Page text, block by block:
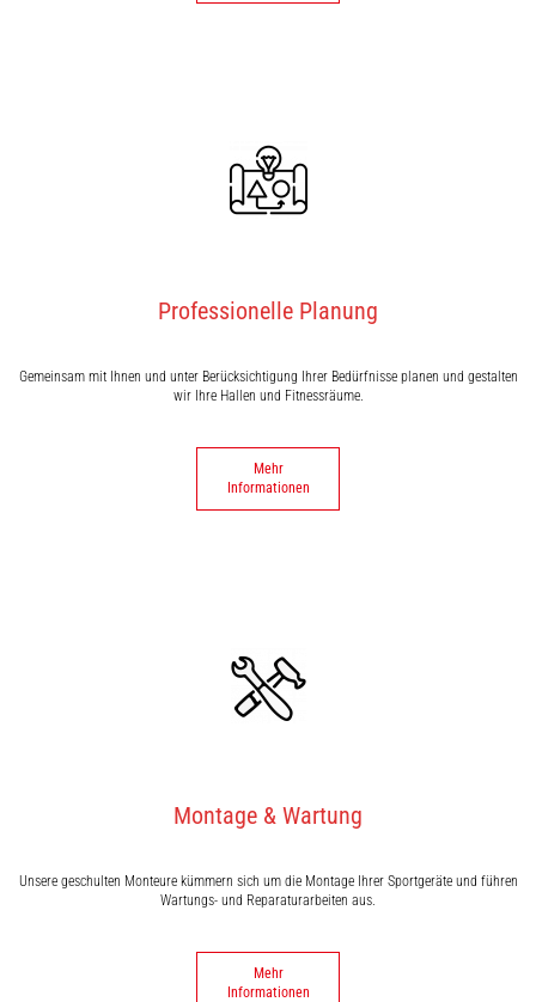
Professionelle Planung
Gemeinsam mit Ihnen und unter Berücksichtigung Ihrer Bedürfnisse planen und gestalten
wir Ihre Hallen und Fitnessräume.
Mehr
Informationen
Montage & Wartung
Unsere geschulten Monteure kümmern sich um die Montage Ihrer Sportgeräte und führen
Wartungs- und Reparaturarbeiten aus.
Mehr
Informationen